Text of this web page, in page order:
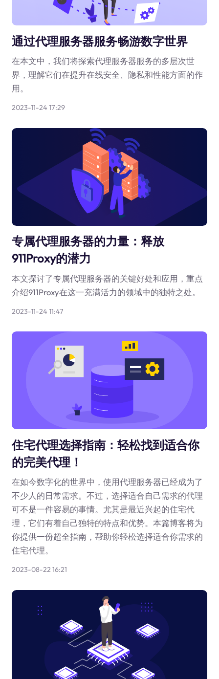
通过代理服务器服务畅游数字世界
在本文中，我们将探索代理服务器服务的多层次世
界，理解它们在提升在线安全、隐私和性能方面的作
用。
2023-11-24 17:29
专属代理服务器的力量：释放
911Proxy的潜力
本文探讨了专属代理服务器的关键好处和应用，重点
介绍911Proxy在这一充满活力的领域中的独特之处。
2023-11-24 11:47
住宅代理选择指南：轻松找到适合你
的完美代理！
在如今数字化的世界中，使用代理服务器已经成为了
不少人的日常需求。不过，选择适合自己需求的代理
可不是一件容易的事情。尤其是最近兴起的住宅代
理，它们有着自己独特的特点和优势。本篇博客将为
你提供一份超全指南，帮助你轻松选择适合你需求的
住宅代理。
2023-08-22 16:21